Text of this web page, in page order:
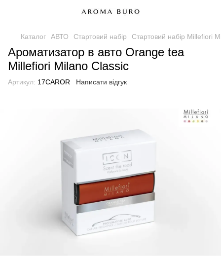
Каталог АВТО Стартовий набір Стартовий набір Millefiori
Ароматизатор в авто Orange tea
Millefiori Milano Classic
Артикул: 17CAROR Написати відгук